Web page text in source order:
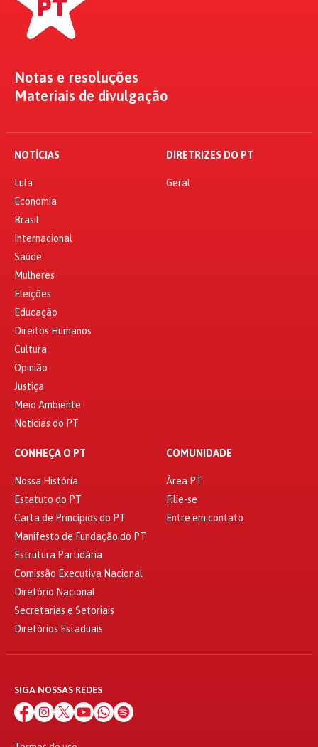
Notas e resoluções
Materiais de divulgação
NOTÍCIAS
Lula
Economia
Brasil
Internacional
Saúde
Mulheres
Eleições
Educação
Direitos Humanos
Cultura
Opinião
Justiça
Meio Ambiente
Notícias do PT
DIRETRIZES DO PT
Geral
CONHEÇA O PT
Nossa História
Estatuto do PT
Carta de Princípios do PT
Manifesto de Fundação do PT
Estrutura Partidária
Comissão Executiva Nacional
Diretório Nacional
Secretarias e Setoriais
Diretórios Estaduais
COMUNIDADE
Área PT
Filie-se
Entre em contato
SIGA NOSSAS REDES